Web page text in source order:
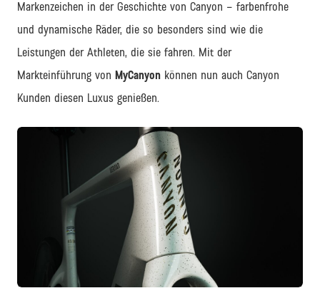
Markenzeichen in der Geschichte von Canyon – farbenfrohe
und dynamische Räder, die so besonders sind wie die
Leistungen der Athleten, die sie fahren. Mit der
Markteinführung von MyCanyon können nun auch Canyon
Kunden diesen Luxus genießen.